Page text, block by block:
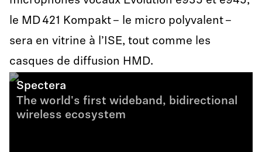
le MD 421 Kompakt – le micro polyvalent –
sera en vitrine à l’ISE, tout comme les
casques de diffusion HMD.
Spectera
The world's first wideband, bidirectional
wireless ecosystem